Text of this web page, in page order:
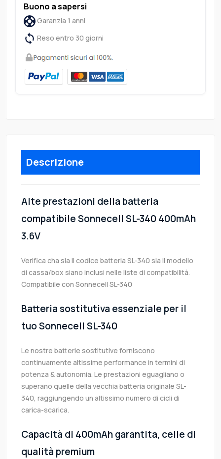
Buono a sapersi
Garanzia 1 anni
Reso entro 30 giorni
Descrizione
Alte prestazioni della batteria
compatibile Sonnecell SL-340 400mAh
3.6V
Verifica cha sia il codice batteria SL-340 sia il modello
di cassa/box siano inclusi nelle liste di compatibilità.
Compatibile con Sonnecell SL-340
Batteria sostitutiva essenziale per il
tuo Sonnecell SL-340
Le nostre batterie sostitutive forniscono
continuamente altissime performance in termini di
potenza & autonomia. Le prestazioni eguagliano o
superano quelle della vecchia batteria originale SL-
340, raggiungendo un altissimo numero di cicli di
carica-scarica.
Capacità di 400mAh garantita, celle di
qualità premium